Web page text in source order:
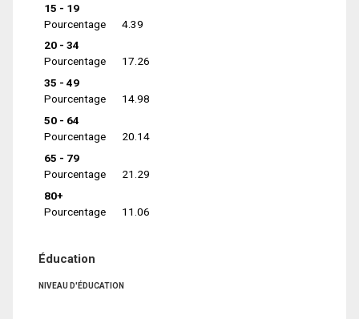
15 - 19
Pourcentage
4.39
20 - 34
Pourcentage
17.26
35 - 49
Pourcentage
14.98
50 - 64
Pourcentage
20.14
65 - 79
Pourcentage
21.29
80+
Pourcentage
11.06
Éducation
NIVEAU D'ÉDUCATION